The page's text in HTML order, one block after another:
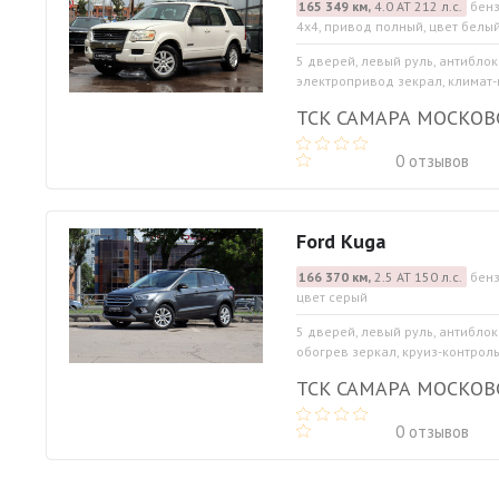
165 349 км,4.0 АТ 212 л.с.
4x4, привод полный, цвет
5 дверей, левый руль,
электропривод зекрал,
ТСК САМАРА
0 отзывов
Ford Kuga
166 370 км,2.5 АТ 150 л.с.
цвет серый
5 дверей, левый руль,
обогрев зеркал, круиз-
ТСК САМАРА
0 отзывов